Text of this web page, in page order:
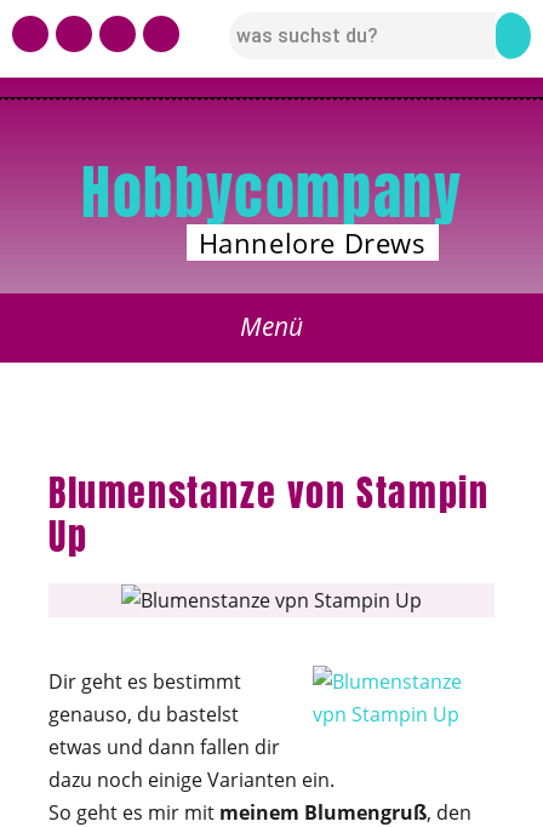
Hobbycompany
Hannelore Drews
Blumenstanze von Stampin
Up
Dir geht es bestimmt
genauso, du bastelst
etwas und dann fallen dir
dazu noch einige Varianten ein.
So geht es mir mit meinem Blumengruß, den